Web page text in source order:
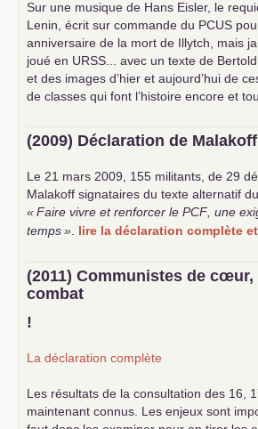
Sur une musique de Hans Eisler, le
Lenin, écrit sur commande du PCUS
anniversaire de la mort de Illytch, mais
joué en URSS ... avec un texte de
et des images d’hier et aujourd’hui de
de classes qui font l’histoire encore et
(2009) Déclaration de Malakoff
Le 21 mars 2009, 155 militants, de 29
Malakoff signataires du texte alternatif
«Faire vivre et renforcer le PCF , une
temps» lire la déclaration complète
(2011) Communistes de
combat
!
La déclaration complète
Les résultats de la consultation des 16,
maintenant connus. Les enjeux sont